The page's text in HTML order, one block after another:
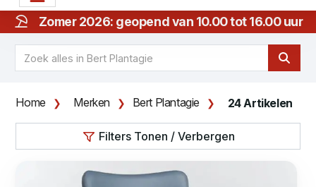
Zomer 2026: geopend van 10.00 tot 16.00 uur
Home Merken Bert Plantagie 24 Artikelen
Filters Tonen / Verbergen